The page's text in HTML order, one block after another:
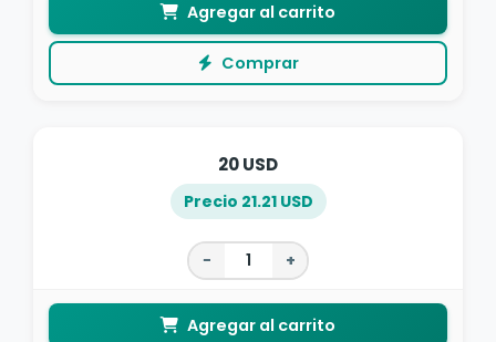
Agregar al carrito
Comprar
20 USD
Precio 21.21 USD
− +
Agregar al carrito